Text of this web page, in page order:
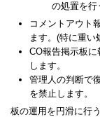
の処置を行
コメントアウト
ます。(特に重い
CO報告掲示板
します。
管理人の判断で
を禁止します。
板の運用を円滑に行